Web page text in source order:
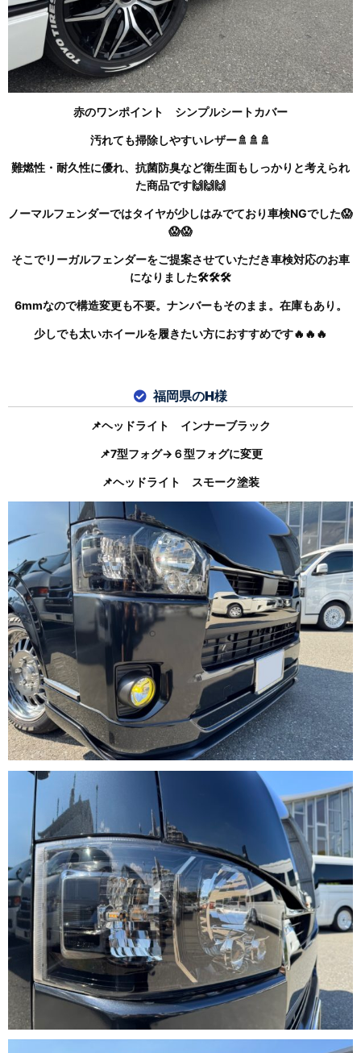
赤のワンポイント シンプルシートカバー
汚れても掃除しやすいレザー🚿🚿🚿
難燃性・耐久性に優れ、抗菌防臭など衛生面もしっかりと考えられ
た商品です🙌🙌🙌
ノーマルフェンダーではタイヤが少しはみでており車検NGでした😱
😱😱
そこでリーガルフェンダーをご提案させていただき車検対応のお車
になりました🛠🛠🛠
6mmなので構造変更も不要。ナンバーもそのまま。在庫もあり。
少しでも太いホイールを履きたい方におすすめです🔥🔥🔥
福岡県のH様
📌ヘッドライト インナーブラック
📌7型フォグ→６型フォグに変更
📌ヘッドライト スモーク塗装